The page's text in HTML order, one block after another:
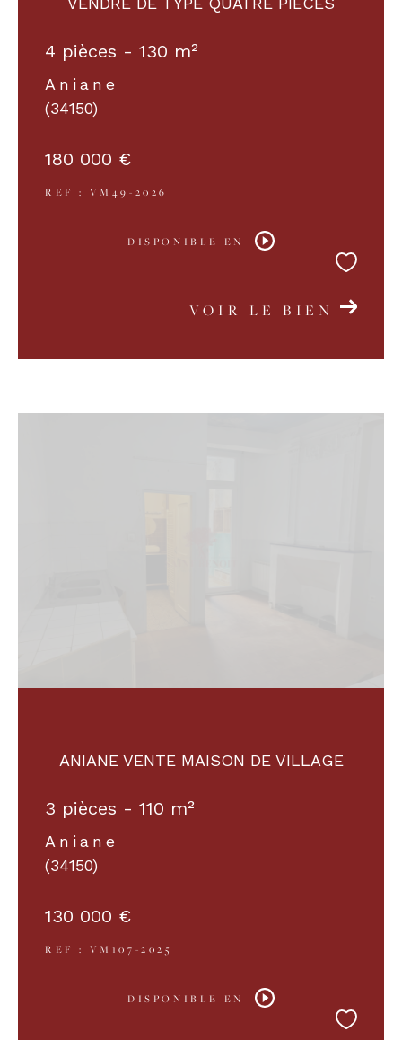
4 pièces - 130 m²
Aniane
(34150)
180 000 €
REF : VM49-2026
DISPONIBLE EN
VOIR LE BIEN
ANIANE VENTE MAISON DE VILLAGE
3 pièces - 110 m²
Aniane
(34150)
130 000 €
REF : VM107-2025
DISPONIBLE EN